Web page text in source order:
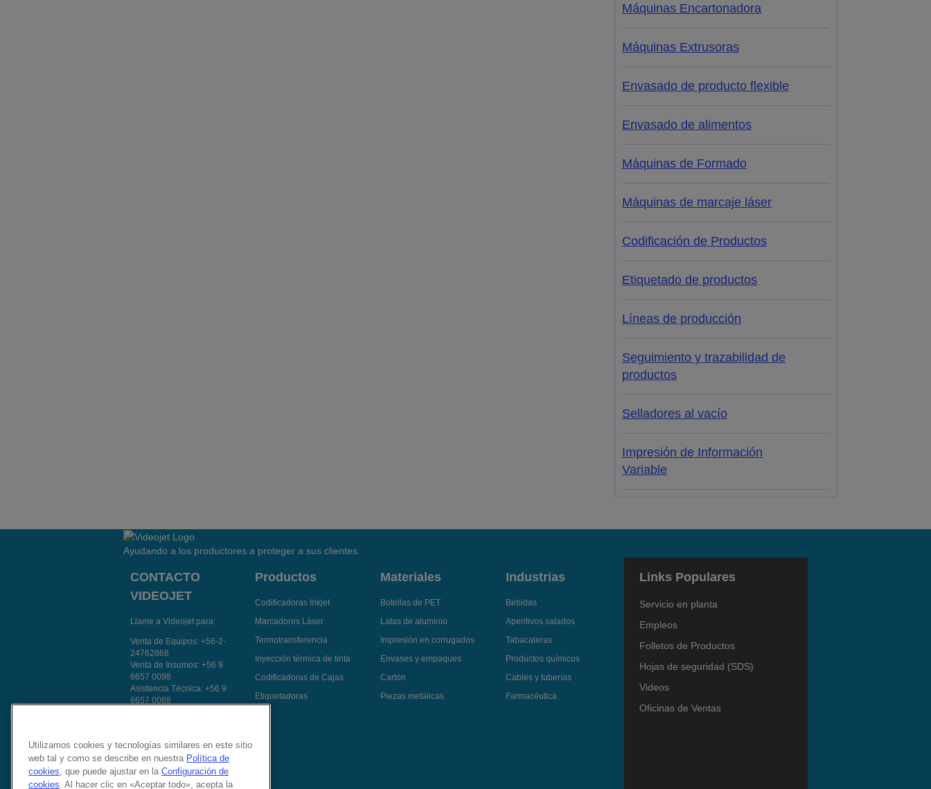
Máquinas Encartonadora
Máquinas Extrusoras
Envasado de producto flexible
Envasado de alimentos
Máquinas de Formado
Máquinas de marcaje láser
Codificación de Productos
Etiquetado de productos
Líneas de producción
Seguimiento y trazabilidad de
productos
Selladores al vacío
Impresión de Información
Variable
Ayudando a los productores a proteger a sus clientes.
CONTACTO
VIDEOJET
Llame a Videojet para:
Venta de Equipos: +56-2-
24762868
Venta de Insumos: +56 9
6657 0098
Asistencia Técnica: +56 9
6657 0088
Contacte a un
representante de ventas
Síganos en:
Productos
Codificadoras Inkjet
Marcadores Láser
Termotransferencia
Inyección térmica de tinta
Codificadoras de Cajas
Etiquetadoras
Materiales
Botellas de PET
Latas de aluminio
Impresión en corrugados
Envases y empaques
Cartón
Piezas metálicas
Industrias
Bebidas
Aperitivos salados
Tabacaleras
Productos químicos
Cables y tuberías
Farmacéutica
Links Populares
Servicio en planta
Empleos
Folletos de Productos
Hojas de seguridad (SDS)
Videos
Oficinas de Ventas
Utilizamos cookies y tecnologías similares en este sitio
web tal y como se describe en nuestra Política de
cookies, que puede ajustar en la Configuración de
cookies. Al hacer clic en «Aceptar todo», acepta la